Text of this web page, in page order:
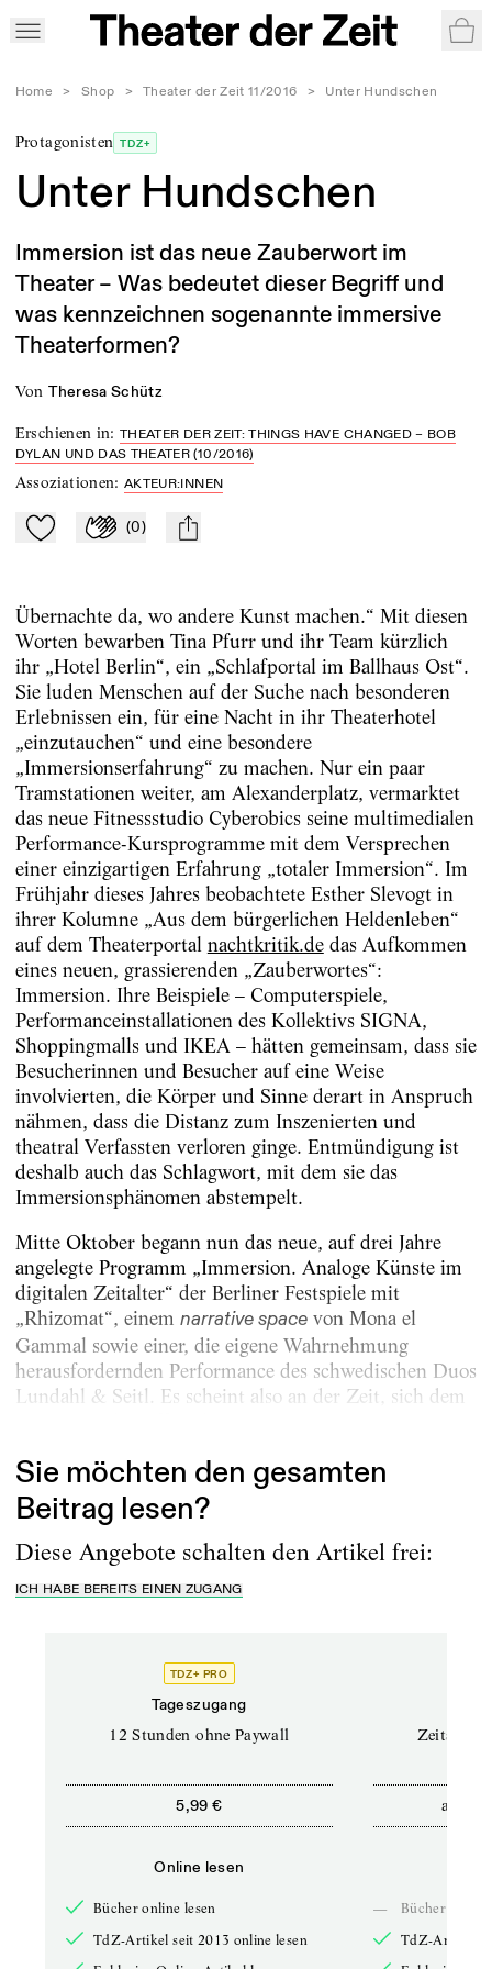
Home > Shop > Theater der Zeit 11/2016 > Unter Hundschen
Protagonisten TDZ+
Unter Hundschen
Immersion ist das neue Zauberwort im
Theater – Was bedeutet dieser Begriff und
was kennzeichnen sogenannte immersive
Theaterformen?
von Theresa Schütz
Erschienen in:THEATER DER ZEIT: THINGS HAVE CHANGED – BOB
DYLAN UND DAS THEATER (10/2016)
Assoziationen:AKTEUR:INNEN
Zu Mein-TdZ hinzufügen
Applaudieren
(0) mail
Übernachte da, wo andere Kunst machen.“ Mit diesen
Worten bewarben Tina Pfurr und ihr Team kürzlich
ihr „Hotel Berlin“, ein „Schlafportal im Ballhaus Ost“.
Sie luden Menschen auf der Suche nach besonderen
Erlebnissen ein, für eine Nacht in ihr Theaterhotel
„einzutauchen“ und eine besondere
„Immersionserfahrung“ zu machen. Nur ein paar
Tramstationen weiter, am Alexanderplatz, vermarktet
das neue Fitnessstudio Cyberobics seine multimedialen
Performance-Kursprogramme mit dem Versprechen
einer einzigartigen Erfahrung „totaler Immersion“. Im
Frühjahr dieses Jahres beobachtete Esther Slevogt in
ihrer Kolumne „Aus dem bürgerlichen Heldenleben“
auf dem Theaterportal nachtkritik.dedas Aufkommen
eines neuen, grassierenden „Zauberwortes“:
Immersion. Ihre Beispiele – Computerspiele,
Performanceinstallationen des Kollektivs SIGNA,
Shoppingmalls und IKEA – hätten gemeinsam, dass sie
Besucherinnen und Besucher auf eine Weise
involvierten, die Körper und Sinne derart in Anspruch
nähmen, dass die Distanz zum Inszenierten und
theatral Verfassten verloren ginge. Entmündigung ist
deshalb auch das Schlagwort, mit dem sie das
Immersionsphänomen abstempelt.
Mitte Oktober begann nun das neue, auf drei Jahre
angelegte Programm „Immersion. Analoge Künste im
digitalen Zeitalter“ der Berliner Festspiele mit
„Rhizomat“, einem narrative spacevon Mona el
Gammal sowie einer, die eigene Wahrnehmung
herausfordernden Performance des schwedischen Duos
Lundahl & Seitl. Es scheint also an der Zeit, sich dem
Sie möchten den gesamten
Beitrag lesen?
Diese Angebote schalten den Artikel frei:
ICH HABE BEREITS EINEN ZUGANG
TDZ+ PRO
Tageszugang
12 Stunden ohne Paywall
5,99 €
Online lesen
Bücher online lesen
TdZ-Artikel seit 2013 online lesen
ab
—
Bücher online
TdZ-Artikel